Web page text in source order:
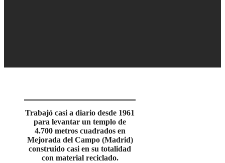
Trabajó casi a diario desde 1961
para levantar un templo de
4.700 metros cuadrados en
Mejorada del Campo (Madrid)
construido casi en su totalidad
con material reciclado.